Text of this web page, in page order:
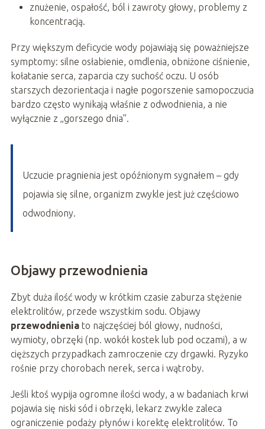
znużenie, ospałość, ból i zawroty głowy, problemy z
koncentracją.
Przy większym deficycie wody pojawiają się poważniejsze
symptomy: silne osłabienie, omdlenia, obniżone ciśnienie,
kołatanie serca, zaparcia czy suchość oczu. U osób
starszych dezorientacja i nagłe pogorszenie samopoczucia
bardzo często wynikają właśnie z odwodnienia, a nie
wyłącznie z „gorszego dnia”.
Uczucie pragnienia jest opóźnionym sygnałem – gdy
pojawia się silne, organizm zwykle jest już częściowo
odwodniony.
Objawy przewodnienia
Zbyt duża ilość wody w krótkim czasie zaburza stężenie
elektrolitów, przede wszystkim sodu. Objawy
przewodnieniato najczęściej ból głowy, nudności,
wymioty, obrzęki (np. wokół kostek lub pod oczami), a w
cięższych przypadkach zamroczenie czy drgawki. Ryzyko
rośnie przy chorobach nerek, serca i wątroby.
Jeśli ktoś wypija ogromne ilości wody, a w badaniach krwi
pojawia się niski sód i obrzęki, lekarz zwykle zaleca
ograniczenie podaży płynów i korektę elektrolitów. To